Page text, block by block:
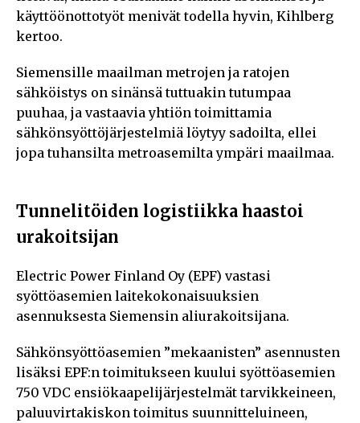
käyttöönottotyöt menivät todella hyvin, Kihlberg
kertoo.
Siemensille maailman metrojen ja ratojen
sähköistys on sinänsä tuttuakin tutumpaa
puuhaa, ja vastaavia yhtiön toimittamia
sähkönsyöttöjärjestelmiä löytyy sadoilta, ellei
jopa tuhansilta metroasemilta ympäri maailmaa.
Tunnelitöiden logistiikka haastoi
urakoitsijan
Electric Power Finland Oy (EPF) vastasi
syöttöasemien laitekokonaisuuksien
asennuksesta Siemensin aliurakoitsijana.
Sähkönsyöttöasemien ”mekaanisten” asennusten
lisäksi EPF:n toimitukseen kuului syöttöasemien
750 VDC ensiökaapelijärjestelmät tarvikkeineen,
paluuvirtakiskon toimitus suunnitteluineen,